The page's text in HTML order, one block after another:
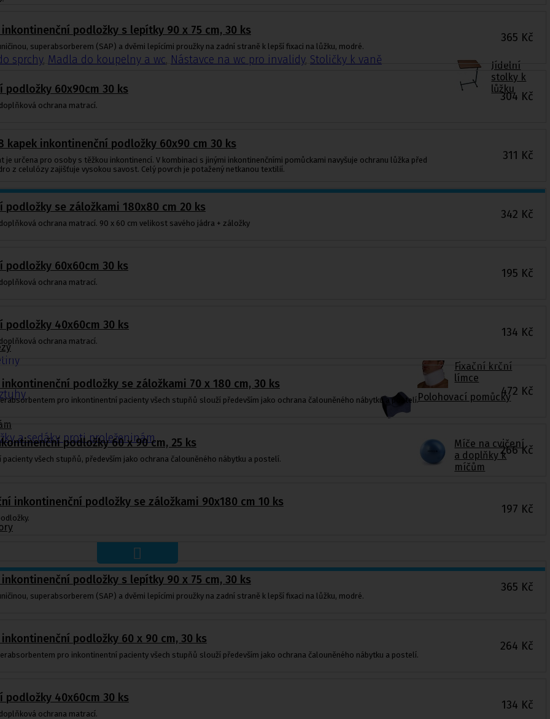
sprchy, Madla do koupelny a wc, Nástavce na wc pro invalidy, Stoličky k vaně
Jídelní
stolky k
lůžku
Fixační krční
límce
Polohovací pomůcky
a sedáky proti proleženinám
Míče na cvičení
a doplňky k
míčům
podložky s lepítky 90 x 75 cm, 30 ks
superabsorberem (SAP) a dvěmi lepícími proužky na zadní straně k lepší fixaci na lůžku, modré.
365 Kč
podložky 60x90cm 30 ks
ochrana matrací.
304 Kč
kapek inkontinenční podložky 60x90 cm 30 ks
je určena pro osoby s těžkou inkontinencí. V kombinaci s jinými inkontinenčními pomůckami navyšuje ochranu lůžka před
z celulózy zajišťuje vysokou savost. Celý povrch je potažený netkanou textilií.
311 Kč
podložky se záložkami 180x80 cm 20 ks
ochrana matrací. 90 x 60 cm velikost savého jádra + záložky
342 Kč
podložky 60x60cm 30 ks
ochrana matrací.
195 Kč
podložky 40x60cm 30 ks
ochrana matrací.
134 Kč
podložky se záložkami 70 x 180 cm, 30 ks
pro inkontinentní pacienty všech stupňů slouží především jako ochrana čalouněného nábytku a postelí.
472 Kč
podložky 60 x 90 cm, 25 ks
všech stupňů, především jako ochrana čalouněného nábytku a postelí.
266Kč
inkontinenční podložky se záložkami 90x180 cm 10 ks
197 Kč
podložky s lepítky 90 x 75 cm, 30 ks
superabsorberem (SAP) a dvěmi lepícími proužky na zadní straně k lepší fixaci na lůžku, modré.
365 Kč
podložky 60 x 90 cm, 30 ks
pro inkontinentní pacienty všech stupňů slouží především jako ochrana čalouněného nábytku a postelí.
264 Kč
podložky 40x60cm 30 ks
ochrana matrací.
134 Kč